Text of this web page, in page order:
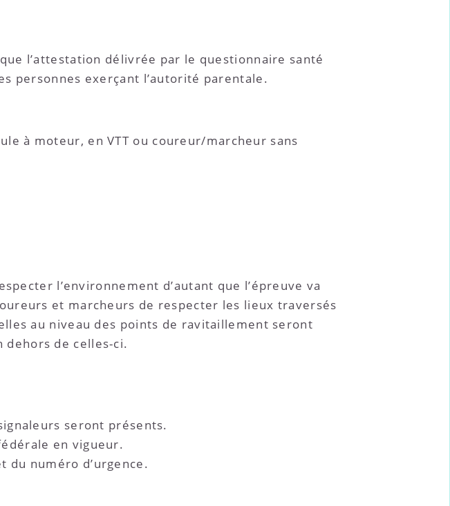
l’attestation délivrée par le questionnaire santé
personnes exerçant l’autorité parentale.
à moteur, en VTT ou coureur/marcheur sans
l’environnement d’autant que l’épreuve va
et marcheurs de respecter les lieux traversés
au niveau des points de ravitaillement seront
dehors de celles-ci.
seront présents.
en vigueur.
du numéro d’urgence.